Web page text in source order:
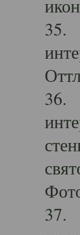
35.
36.
37.